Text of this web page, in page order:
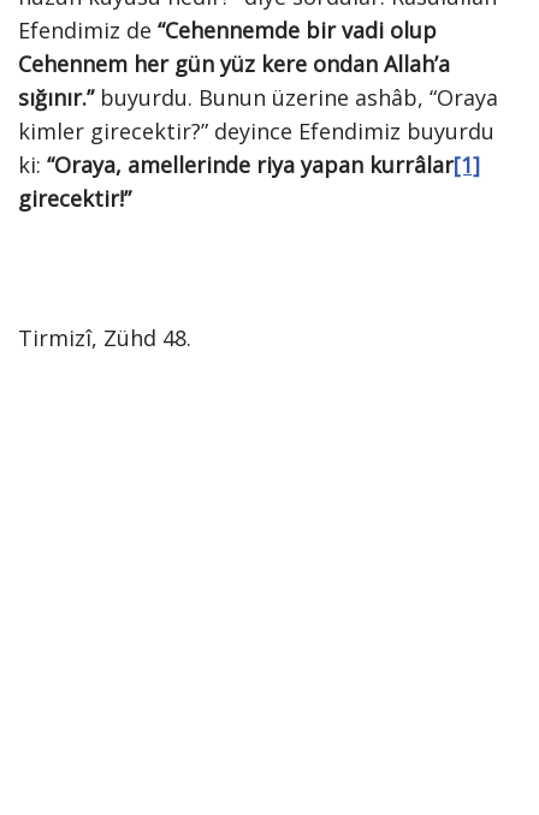
Efendimiz de “Cehennemde bir vadi olup
Cehennem her gün yüz kere ondan Allah’a
sığınır.” buyurdu. Bunun üzerine ashâb, “Oraya
kimler girecektir?” deyince Efendimiz buyurdu
ki: “Oraya, amellerinde riya yapan kurrâlar[1]
girecektir!”
Tirmizî, Zühd 48.